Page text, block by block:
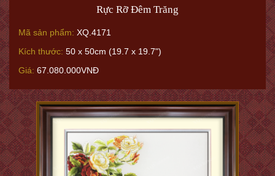
Rực Rỡ Đêm Trăng
Mã sản phẩm: XQ.4171
Kích thước: 50 x 50cm (19.7 x 19.7")
Giá: 67.080.000VNĐ